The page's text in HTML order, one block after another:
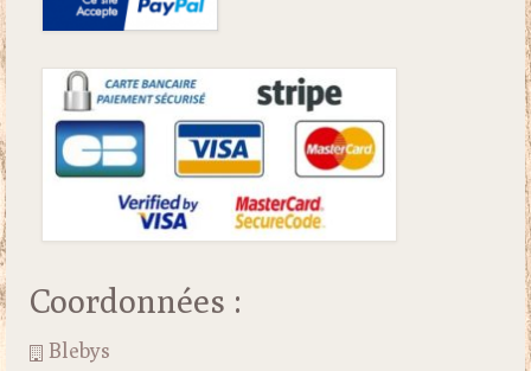
Coordonnées :
Blebys